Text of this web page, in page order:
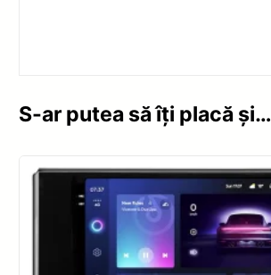
S-ar putea să îți placă și…